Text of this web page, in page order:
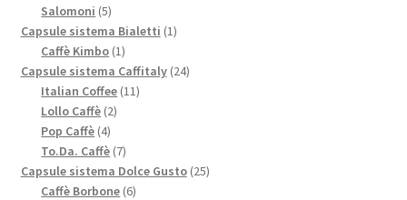
Salomoni 55
prodotti
Capsule sistema Bialetti 11
Caffè Kimbo 11
prodotto
Capsule sistema Caffitaly 2424
Italian Coffee 1111
Lollo Caffè 22
Pop Caffè 44
prodotti
To.Da. Caffè 77
prodotti
Capsule sistema Dolce Gusto 2525
Caffè Borbone 66